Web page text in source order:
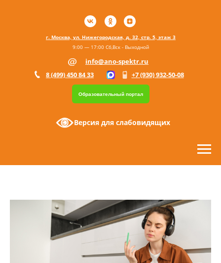
Образовательный портал
г. Москва, ул. Нижегородская, д. 32, стр. 5, этаж 3
+7 (930) 932-50-08
8 (499) 450 84 33
info@ano-spektr.ru
9:00 — 17:00 Сб,Вск - Выходной
Версия для слабовидящих